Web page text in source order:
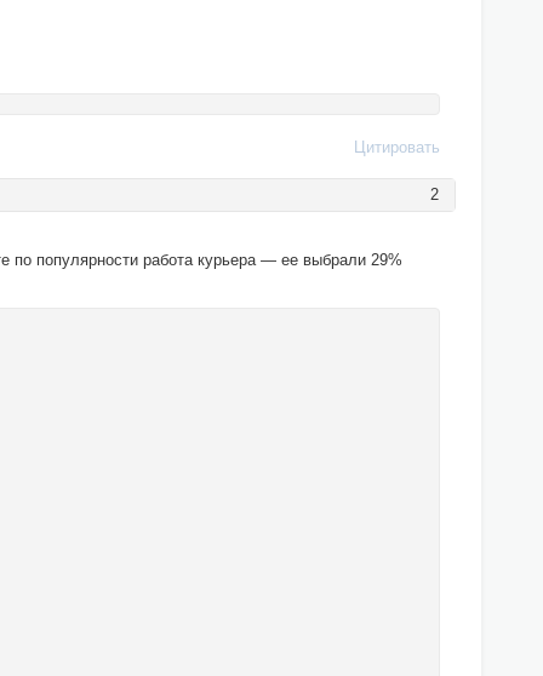
Цитировать
2
по популярности работа курьера — ее выбрали 29%